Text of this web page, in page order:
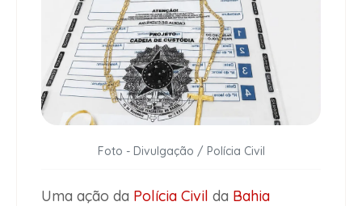
Foto - Divulgação / Polícia Civil
Uma ação da Polícia Civil da Bahia